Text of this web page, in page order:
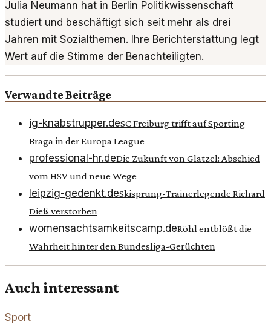
Julia Neumann hat in Berlin Politikwissenschaft
studiert und beschäftigt sich seit mehr als drei
Jahren mit Sozialthemen. Ihre Berichterstattung legt
Wert auf die Stimme der Benachteiligten.
Verwandte Beiträge
ig-knabstrupper.deSC Freiburg trifft auf Sporting
Braga in der Europa League
professional-hr.deDie Zukunft von Glatzel: Abschied
vom HSV und neue Wege
leipzig-gedenkt.deSkisprung-Trainerlegende Richard
Dieß verstorben
womensachtsamkeitscamp.deRöhl entblößt die
Wahrheit hinter den Bundesliga-Gerüchten
Auch interessant
Sport